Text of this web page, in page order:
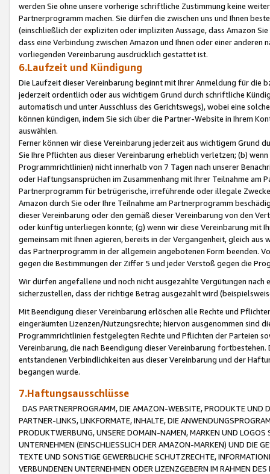
werden Sie ohne unsere vorherige schriftliche Zustimmung keine
Partnerprogramm machen. Sie dürfen die zwischen uns und Ihnen
(einschließlich der expliziten oder impliziten Aussage, dass Amazon
dass eine Verbindung zwischen Amazon und Ihnen oder einer
vorliegenden Vereinbarung ausdrücklich gestattet ist.
6.Laufzeit und Kündigung
Die Laufzeit dieser Vereinbarung beginnt mit Ihrer Anmeldung für die
jederzeit ordentlich oder aus wichtigem Grund durch schriftliche
automatisch und unter Ausschluss des Gerichtswegs), wobei eine
können kündigen, indem Sie sich über die Partner-Website in Ihrem
auswählen.
Ferner können wir diese Vereinbarung jederzeit aus wichtigem Grund
Sie Ihre Pflichten aus dieser Vereinbarung erheblich verletzen; (b)
Programmrichtlinien) nicht innerhalb von 7 Tagen nach unserer
oder Haftungsansprüchen im Zusammenhang mit Ihrer Teilnahme am
Partnerprogramm für betrügerische, irreführende oder illegale
Amazon durch Sie oder Ihre Teilnahme am Partnerprogramm
dieser Vereinbarung oder den gemäß dieser Vereinbarung von den
oder künftig unterliegen könnte; (g) wenn wir diese Vereinbarung mit
gemeinsam mit Ihnen agieren, bereits in der Vergangenheit, gleich
das Partnerprogramm in der allgemein angebotenen Form beenden.
gegen die Bestimmungen der Ziffer 5 und jeder Verstoß gegen die
Wir dürfen angefallene und noch nicht ausgezahlte Vergütungen
sicherzustellen, dass der richtige Betrag ausgezahlt wird
Mit Beendigung dieser Vereinbarung erlöschen alle Rechte und
eingeräumten Lizenzen/Nutzungsrechte; hiervon ausgenommen sind
Programmrichtlinien festgelegten Rechte und Pflichten der Parteien
Vereinbarung, die nach Beendigung dieser Vereinbarung
entstandenen Verbindlichkeiten aus dieser Vereinbarung und der
begangen wurde.
7.Haftungsausschlüsse
DAS PARTNERPROGRAMM, DIE AMAZON-WEBSITE, PRODUKTE UND
PARTNER-LINKS, LINKFORMATE, INHALTE, DIE
PRODUKTWERBUNG, UNSERE DOMAIN-NAMEN, MARKEN UND
UNTERNEHMEN (EINSCHLIESSLICH DER AMAZON-MARKEN) UND DIE
TEXTE UND SONSTIGE GEWERBLICHE SCHUTZRECHTE,
VERBUNDENEN UNTERNEHMEN ODER LIZENZGEBERN IM RAHMEN